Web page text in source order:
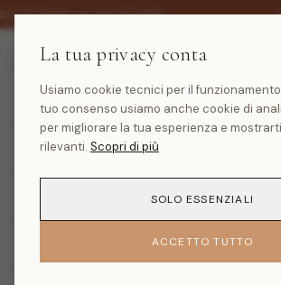
SU TUTTA LA COLLEZIONE ·
Domande frequenti
Quanto costa la spedizione?
Come faccio un reso?
Posso avere il rimborso in denaro?
La tua privacy conta
Usiamo cookie tecnici per il
tuo consenso usiamo anche cookie di
per migliorare la tua esperienza e
rilevanti. Scopri di più
SOLO ESSENZIALI
ACCETTO TUTTO